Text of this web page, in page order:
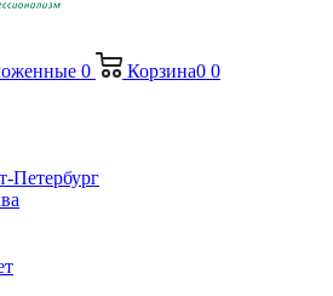
0 Корзина0 0
Петербург